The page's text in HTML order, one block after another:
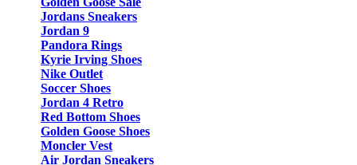
Jordans Sneakers
Jordan 9
Pandora Rings
Kyrie Irving Shoes
Nike Outlet
Soccer Shoes
Jordan 4 Retro
Red Bottom Shoes
Golden Goose Shoes
Moncler Vest
Air Jordan Sneakers